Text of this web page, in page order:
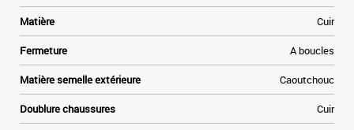
Matière Cuir
Fermeture A boucles
Matière semelle extérieure Caoutchouc
Doublure chaussures Cuir